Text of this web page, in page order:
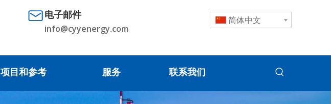
电子邮件
info@cyyenergy.com
简体中文
项目和参考 服务 联系我们